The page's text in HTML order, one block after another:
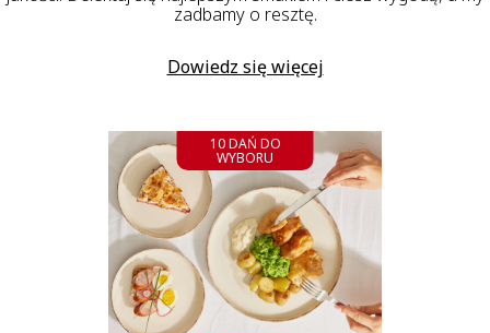
zadbamy o resztę.
Dowiedz się więcej
10 DAŃ DO
WYBORU